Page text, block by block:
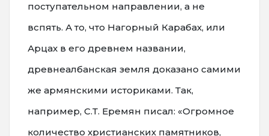
поступательном направлении, а не
вспять. А то, что Нагорный Карабах, или
Арцах в его древнем названии,
древнеалбанская земля доказано самими
же армянскими историками. Так,
например, С.Т. Еремян писал: «Огромное
количество христианских памятников,